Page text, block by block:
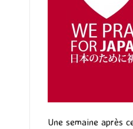
Une semaine après